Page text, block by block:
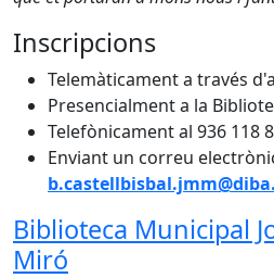
Inscripcions
Telemàticament a través
Presencialment a la
Telefònicament al 936 118
Enviant un correu
Biblioteca Municipal
Miró